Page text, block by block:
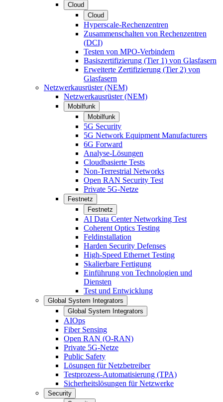
Cloud
Cloud
Hyperscale-Rechenzentren
Zusammenschalten von Rechenzentren
(DCI)
Testen von MPO-Verbindern
Basiszertifizierung (Tier 1) von Glasfasern
Erweiterte Zertifizierung (Tier 2) von
Glasfasern
Netzwerkausrüster (NEM)
Netzwerkausrüster (NEM)
Mobilfunk
Mobilfunk
5G Security
5G Network Equipment Manufacturers
6G Forward
Analyse-Lösungen
Cloudbasierte Tests
Non-Terrestrial Networks
Open RAN Security Test
Private 5G-Netze
Festnetz
Festnetz
AI Data Center Networking Test
Coherent Optics Testing
Feldinstallation
Harden Security Defenses
High-Speed Ethernet Testing
Skalierbare Fertigung
Einführung von Technologien und
Diensten
Test und Entwicklung
Global System Integrators
Global System Integrators
AIOps
Fiber Sensing
Open RAN (O-RAN)
Private 5G-Netze
Public Safety
Lösungen für Netzbetreiber
Testprozess-Automatisierung (TPA)
Sicherheitslösungen für Netzwerke
Security